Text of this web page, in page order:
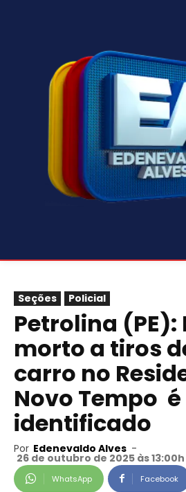
Seções Policial
Petrolina (PE):
morto a tiros
carro no
Novo Tempo é
identificado
Por Edenevaldo Alves -
26 de outubro de 2025 às 13:00h
WhatsApp Facebook